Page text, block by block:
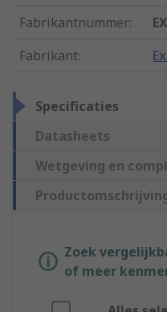
Fabrikantnummer:
Fabrikant:
Specificaties
Datasheets
Wetgeving en
Zoek
of meer